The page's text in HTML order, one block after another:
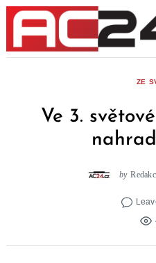
Skip
content
ZE
Ve 3.
by